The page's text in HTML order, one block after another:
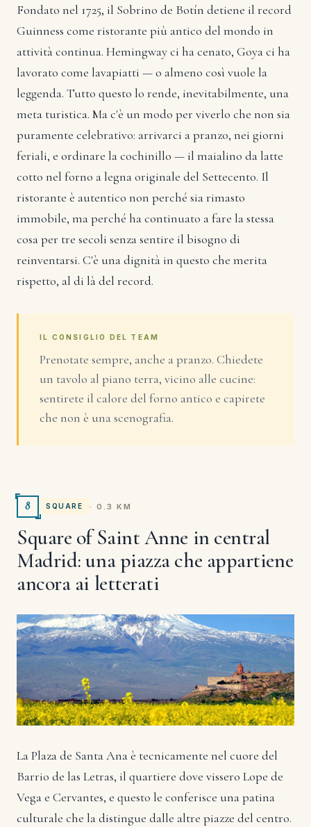
Fondato nel 1725, il Sobrino de Botín detiene il record
Guinness come ristorante più antico del mondo in
attività continua. Hemingway ci ha cenato, Goya ci ha
lavorato come lavapiatti — o almeno così vuole la
leggenda. Tutto questo lo rende, inevitabilmente, una
meta turistica. Ma c'è un modo per viverlo che non sia
puramente celebrativo: arrivarci a pranzo, nei giorni
feriali, e ordinare la cochinillo — il maialino da latte
cotto nel forno a legna originale del Settecento. Il
ristorante è autentico non perché sia rimasto
immobile, ma perché ha continuato a fare la stessa
cosa per tre secoli senza sentire il bisogno di
reinventarsi. C'è una dignità in questo che merita
rispetto, al di là del record.
IL CONSIGLIO DEL TEAM
Prenotate sempre, anche a pranzo. Chiedete
un tavolo al piano terra, vicino alle cucine:
sentirete il calore del forno antico e capirete
che non è una scenografia.
8 SQUARE · 0.3 KM
Square of Saint Anne in central
Madrid: una piazza che appartiene
ancora ai letterati
La Plaza de Santa Ana è tecnicamente nel cuore del
Barrio de las Letras, il quartiere dove vissero Lope de
Vega e Cervantes, e questo le conferisce una patina
culturale che la distingue dalle altre piazze del centro.